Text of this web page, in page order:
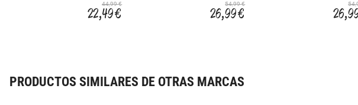
44,99 €
22,49 €
54,99 €
26,99 €
PRODUCTOS SIMILARES DE OTRAS MARCAS